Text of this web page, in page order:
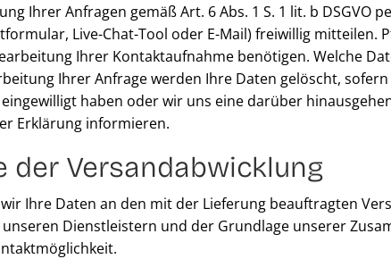
Ihrer Anfragen gemäß Art. 6 Abs. 1 S. 1 lit. b DSGVO
Live-Chat-Tool oder E-Mail) freiwillig mitteilen.
Ihrer Kontaktaufnahme benötigen. Welche
Ihrer Anfrage werden Ihre Daten gelöscht,
haben oder wir uns eine darüber
Erklärung informieren.
der Versandabwicklung
Ihre Daten an den mit der Lieferung beauftragten
Dienstleistern und der Grundlage unserer